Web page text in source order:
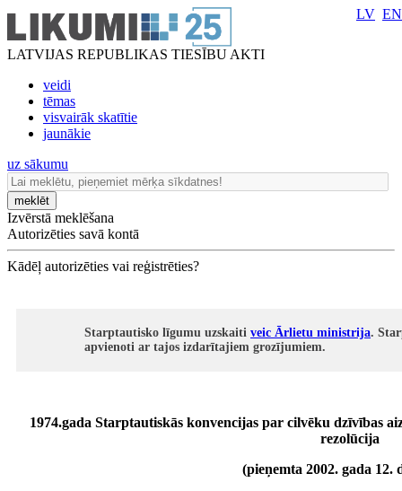
LATVIJAS REPUBLIKAS TIESĪBU AKTI
veidi
tēmas
visvairāk skatītie
jaunākie
LV EN
uz sākumu
meklēt
Izvērstā meklēšana
Autorizēties savā kontā
Kādēļ autorizēties vai reģistrēties?
Starptautisko līgumu uzskaiti veic Ārlietu ministrija.
apvienoti ar tajos izdarītajiem grozījumiem.
1974.gada Starptautiskās konvencijas par cilvēku dzīvības
rezolūcija
(pieņemta 2002. gada 12.